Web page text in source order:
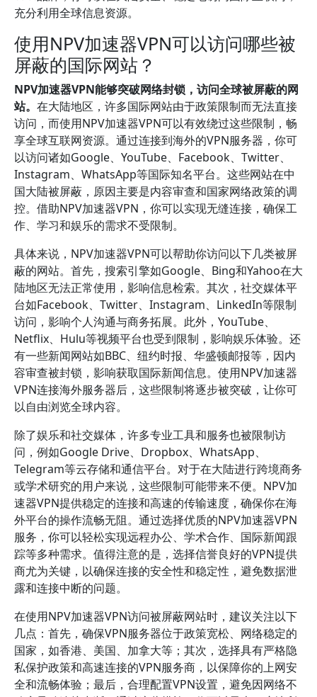
充分利用全球信息资源。
使用NPV加速器VPN可以访问哪些被
屏蔽的国际网站？
NPV加速器VPN能够突破网络封锁，访问全球被屏蔽的网
站。 在大陆地区，许多国际网站由于政策限制而无法直接
访问，而使用NPV加速器VPN可以有效绕过这些限制，畅
享全球互联网资源。通过连接到海外的VPN服务器，你可
以访问诸如Google、YouTube、Facebook、Twitter、
Instagram、WhatsApp等国际知名平台。这些网站在中
国大陆被屏蔽，原因主要是内容审查和国家网络政策的调
控。借助NPV加速器VPN，你可以实现无缝连接，确保工
作、学习和娱乐的需求不受限制。
具体来说，NPV加速器VPN可以帮助你访问以下几类被屏
蔽的网站。首先，搜索引擎如Google、Bing和Yahoo在大
陆地区无法正常使用，影响信息检索。其次，社交媒体平
台如Facebook、Twitter、Instagram、LinkedIn等限制
访问，影响个人沟通与商务拓展。此外，YouTube、
Netflix、Hulu等视频平台也受到限制，影响娱乐体验。还
有一些新闻网站如BBC、纽约时报、华盛顿邮报等，因内
容审查被封锁，影响获取国际新闻信息。使用NPV加速器
VPN连接海外服务器后，这些限制将逐步被突破，让你可
以自由浏览全球内容。
除了娱乐和社交媒体，许多专业工具和服务也被限制访
问，例如Google Drive、Dropbox、WhatsApp、
Telegram等云存储和通信平台。对于在大陆进行跨境商务
或学术研究的用户来说，这些限制可能带来不便。NPV加
速器VPN提供稳定的连接和高速的传输速度，确保你在海
外平台的操作流畅无阻。通过选择优质的NPV加速器VPN
服务，你可以轻松实现远程办公、学术合作、国际新闻跟
踪等多种需求。值得注意的是，选择信誉良好的VPN提供
商尤为关键，以确保连接的安全性和稳定性，避免数据泄
露和连接中断的问题。
在使用NPV加速器VPN访问被屏蔽网站时，建议关注以下
几点：首先，确保VPN服务器位于政策宽松、网络稳定的
国家，如香港、美国、加拿大等；其次，选择具有严格隐
私保护政策和高速连接的VPN服务商，以保障你的上网安
全和流畅体验；最后，合理配置VPN设置，避免因网络不